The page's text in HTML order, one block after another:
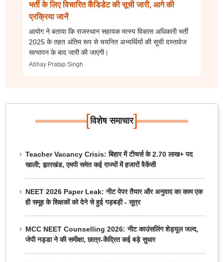
भर्ती के लिए विचारित कैंडिडेट की सूची जारी, आगे की
प्रक्रिया जानें
आयोग ने बताया कि राजस्थान सहायक मत्स्य विकास अधिकारी भर्ती
2025 के तहत अंतिम रूप से चयनित अभ्यर्थियों की सूची दस्तावेज
सत्यापन के बाद जारी की जाएगी।
Abhay Pratap Singh
[विशेष समाचार]
Teacher Vacancy Crisis: बिहार में टीचर्स के 2.70 लाख+ पद
खाली; झारखंड, एमपी समेत कई राज्यों में हजारों वैकेंसी
NEET 2026 Paper Leak: नीट पेपर तैयार और अनुवाद का काम एक
ही समूह के शिक्षकों को देने से हुई गड़बड़ी - सूत्र
MCC NEET Counselling 2026: नीट काउंसलिंग शेड्यूल जल्द,
जेपी नड्डा ने की समीक्षा, छात्र-केंद्रित कई बड़े सुधार